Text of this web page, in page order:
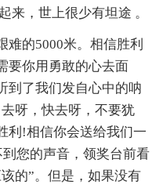
来，世上很少有坦途 。
难的5000米。相信胜利
要你用勇敢的心去面
到了我们发自心中的呐
呀，快去呀，不要犹
利!相信你会送给我们一
您的声音，领奖台前看
的”。但是，如果没有